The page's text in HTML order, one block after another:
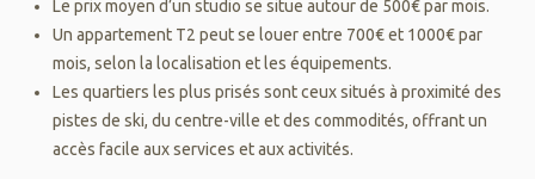
Le prix moyen d’un studio se situe autour de 500€ par mois.
Un appartement T2 peut se louer entre 700€ et 1000€ par
mois, selon la localisation et les équipements.
Les quartiers les plus prisés sont ceux situés à proximité des
pistes de ski, du centre-ville et des commodités, offrant un
accès facile aux services et aux activités.